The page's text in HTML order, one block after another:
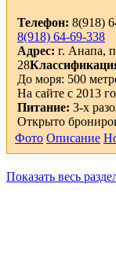
Телефон: 8(918)
8(918) 64-69-338
Адрес: г. Анапа,
28
До моря: 500
На сайте с 2013
Питание: 3-х
Открыто
Фото Описание
Показать весь